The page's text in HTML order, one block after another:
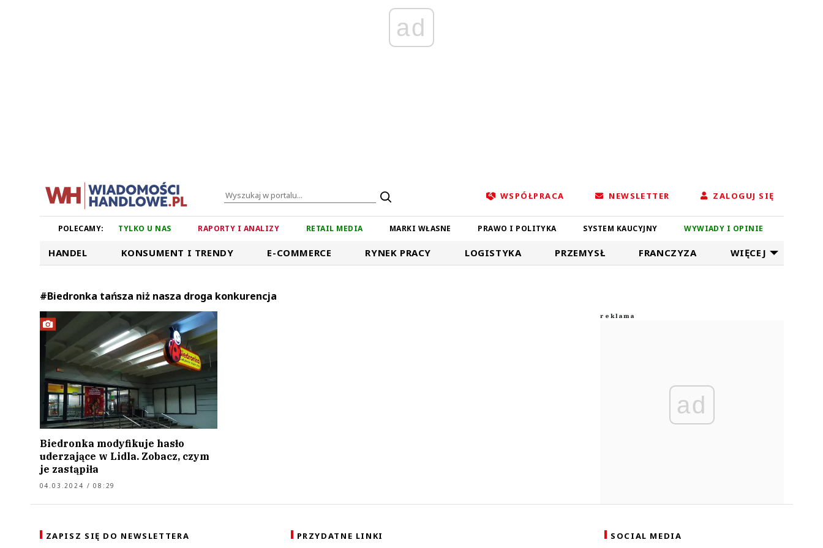
ad
WSPÓŁPRACA NEWSLETTER ZALOGUJ SIĘ
POLECAMY: TYLKO U NAS RAPORTY I ANALIZY RETAIL MEDIA MARKI WŁASNE PRAWO I POLITYKA SYSTEM KAUCYJNY WYWIADY I OPINIE
HANDEL KONSUMENT I TRENDY E-COMMERCE RYNEK PRACY LOGISTYKA PRZEMYSŁ FRANCZYZA WIĘCEJ
#Biedronka tańsza niż nasza droga konkurencja
Biedronka modyfikuje hasło
uderzające w Lidla. Zobacz, czym
je zastąpiła
04.03.2024 / 08:29
ad
ZAPISZ SIĘ DO NEWSLETTERA PRZYDATNE LINKI SOCIAL MEDIA